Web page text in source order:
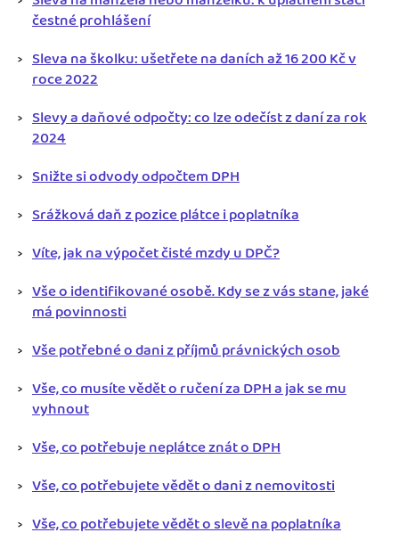
čestné prohlášení
Sleva na školku: ušetřete na daních až 16 200 Kč v
roce 2022
Slevy a daňové odpočty: co lze odečíst z daní za rok
2024
Snižte si odvody odpočtem DPH
Srážková daň z pozice plátce i poplatníka
Víte, jak na výpočet čisté mzdy u DPČ?
Vše o identifikované osobě. Kdy se z vás stane, jaké
má povinnosti
Vše potřebné o dani z příjmů právnických osob
Vše, co musíte vědět o ručení za DPH a jak se mu
vyhnout
Vše, co potřebuje neplátce znát o DPH
Vše, co potřebujete vědět o dani z nemovitosti
Vše, co potřebujete vědět o slevě na poplatníka